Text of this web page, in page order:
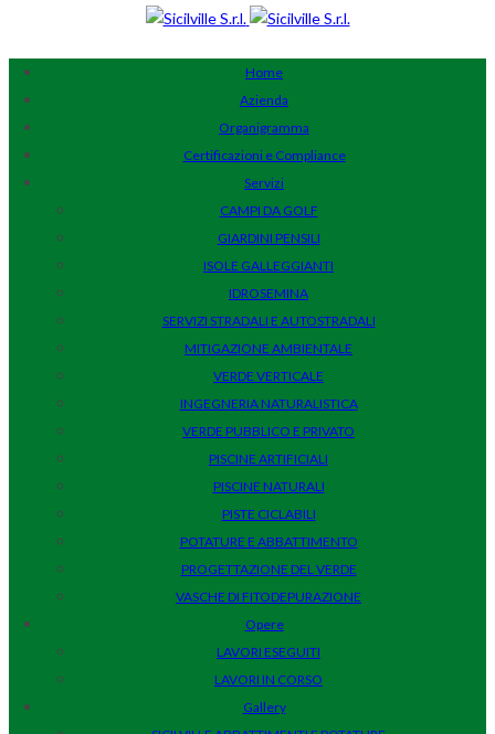
Home
Azienda
Organigramma
Certificazioni e Compliance
Servizi
CAMPI DA GOLF
GIARDINI PENSILI
ISOLE GALLEGGIANTI
IDROSEMINA
SERVIZI STRADALI E AUTOSTRADALI
MITIGAZIONE AMBIENTALE
VERDE VERTICALE
INGEGNERIA NATURALISTICA
VERDE PUBBLICO E PRIVATO
PISCINE ARTIFICIALI
PISCINE NATURALI
PISTE CICLABILI
POTATURE E ABBATTIMENTO
PROGETTAZIONE DEL VERDE
VASCHE DI FITODEPURAZIONE
Opere
LAVORI ESEGUITI
LAVORI IN CORSO
Gallery